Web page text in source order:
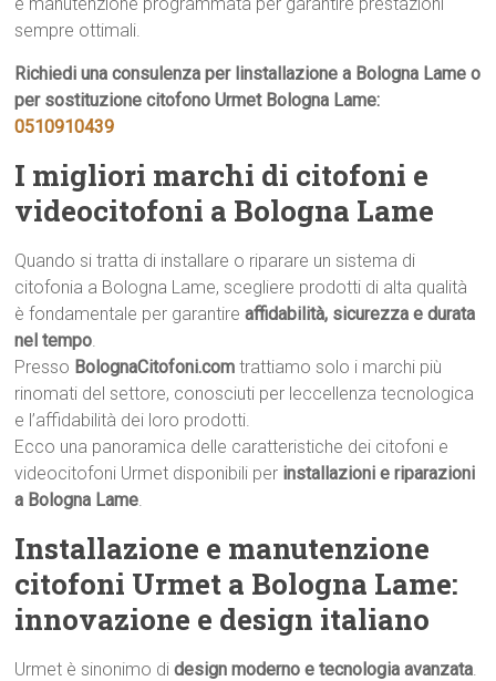
sempre ottimali.
Richiedi una consulenza per linstallazione a Bologna Lame o
per sostituzione citofono Urmet Bologna Lame:
0510910439
I migliori marchi di citofoni e
videocitofoni a Bologna Lame
Quando si tratta di installare o riparare un sistema di
citofonia a Bologna Lame, scegliere prodotti di alta qualità
è fondamentale per garantireaffidabilità, sicurezza e durata
nel tempo.
Presso BolognaCitofoni.com trattiamo solo i marchi più
rinomati del settore, conosciuti per leccellenza tecnologica
e l’affidabilità dei loro prodotti.
Ecco una panoramica delle caratteristiche dei citofoni e
videocitofoni Urmet disponibili per installazioni e riparazioni
a Bologna Lame.
Installazione e manutenzione
citofoni Urmet a Bologna Lame:
innovazione e design italiano
Urmet è sinonimo didesign moderno e tecnologia avanzata.